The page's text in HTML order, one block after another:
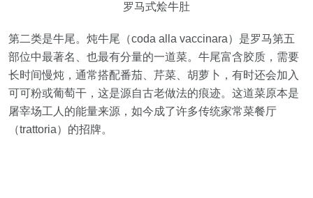
罗马式烩牛肚
第二类是牛尾。炖牛尾（coda alla vaccinara）是罗马第五
部位中最著名、也最有分量的一道菜。牛尾富含胶质，需要
长时间慢炖，通常搭配番茄、芹菜、胡萝卜，有时还会加入
可可粉或葡萄干，这是源自古老做法的痕迹。这道菜原本是
屠宰场工人的能量来源，如今成了许多传统家常菜餐厅
（trattoria）的招牌。